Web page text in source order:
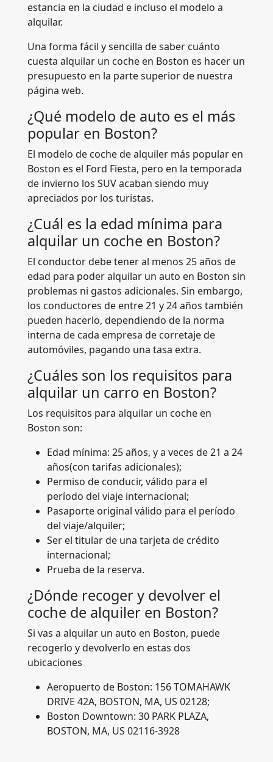
estancia en la ciudad e incluso el modelo a
alquilar.
Una forma fácil y sencilla de saber cuánto
cuesta alquilar un coche en Boston es hacer un
presupuesto en la parte superior de nuestra
página web.
¿Qué modelo de auto es el más
popular en Boston?
El modelo de coche de alquiler más popular en
Boston es el Ford Fiesta, pero en la temporada
de invierno los SUV acaban siendo muy
apreciados por los turistas.
¿Cuál es la edad mínima para
alquilar un coche en Boston?
El conductor debe tener al menos 25 años de
edad para poder alquilar un auto en Boston sin
problemas ni gastos adicionales. Sin embargo,
los conductores de entre 21 y 24 años también
pueden hacerlo, dependiendo de la norma
interna de cada empresa de corretaje de
automóviles, pagando una tasa extra.
¿Cuáles son los requisitos para
alquilar un carro en Boston?
Los requisitos para alquilar un coche en
Boston son:
Edad mínima: 25 años, y a veces de 21 a 24
años(con tarifas adicionales);
Permiso de conducir, válido para el
período del viaje internacional;
Pasaporte original válido para el período
del viaje/alquiler;
Ser el titular de una tarjeta de crédito
internacional;
Prueba de la reserva.
¿Dónde recoger y devolver el
coche de alquiler en Boston?
Si vas a alquilar un auto en Boston, puede
recogerlo y devolverlo en estas dos
ubicaciones
Aeropuerto de Boston: 156 TOMAHAWK
DRIVE 42A, BOSTON, MA, US 02128;
Boston Downtown: 30 PARK PLAZA,
BOSTON, MA, US 02116-3928